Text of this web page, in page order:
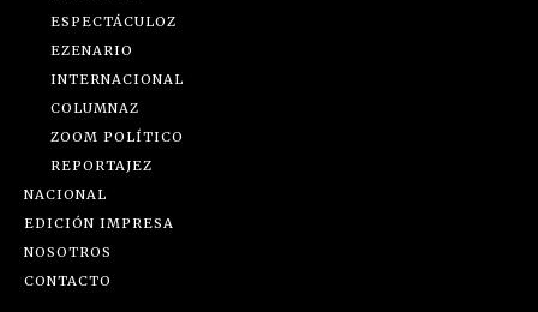
ESPECTÁCULOZ
EZENARIO
INTERNACIONAL
COLUMNAZ
ZOOM POLÍTICO
REPORTAJEZ
NACIONAL
EDICIÓN IMPRESA
NOSOTROS
CONTACTO